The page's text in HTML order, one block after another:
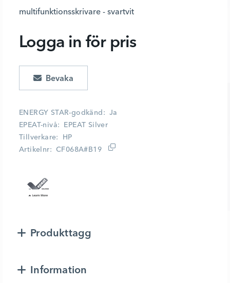
multifunktionsskrivare - svartvit
ENERGY STAR-godkänd
Ja
EPEAT-nivå
EPEAT Silver
Tillverkare
HP
Artikelnr
CF068A#B19
Logga in för pris
Produkttagg
Information